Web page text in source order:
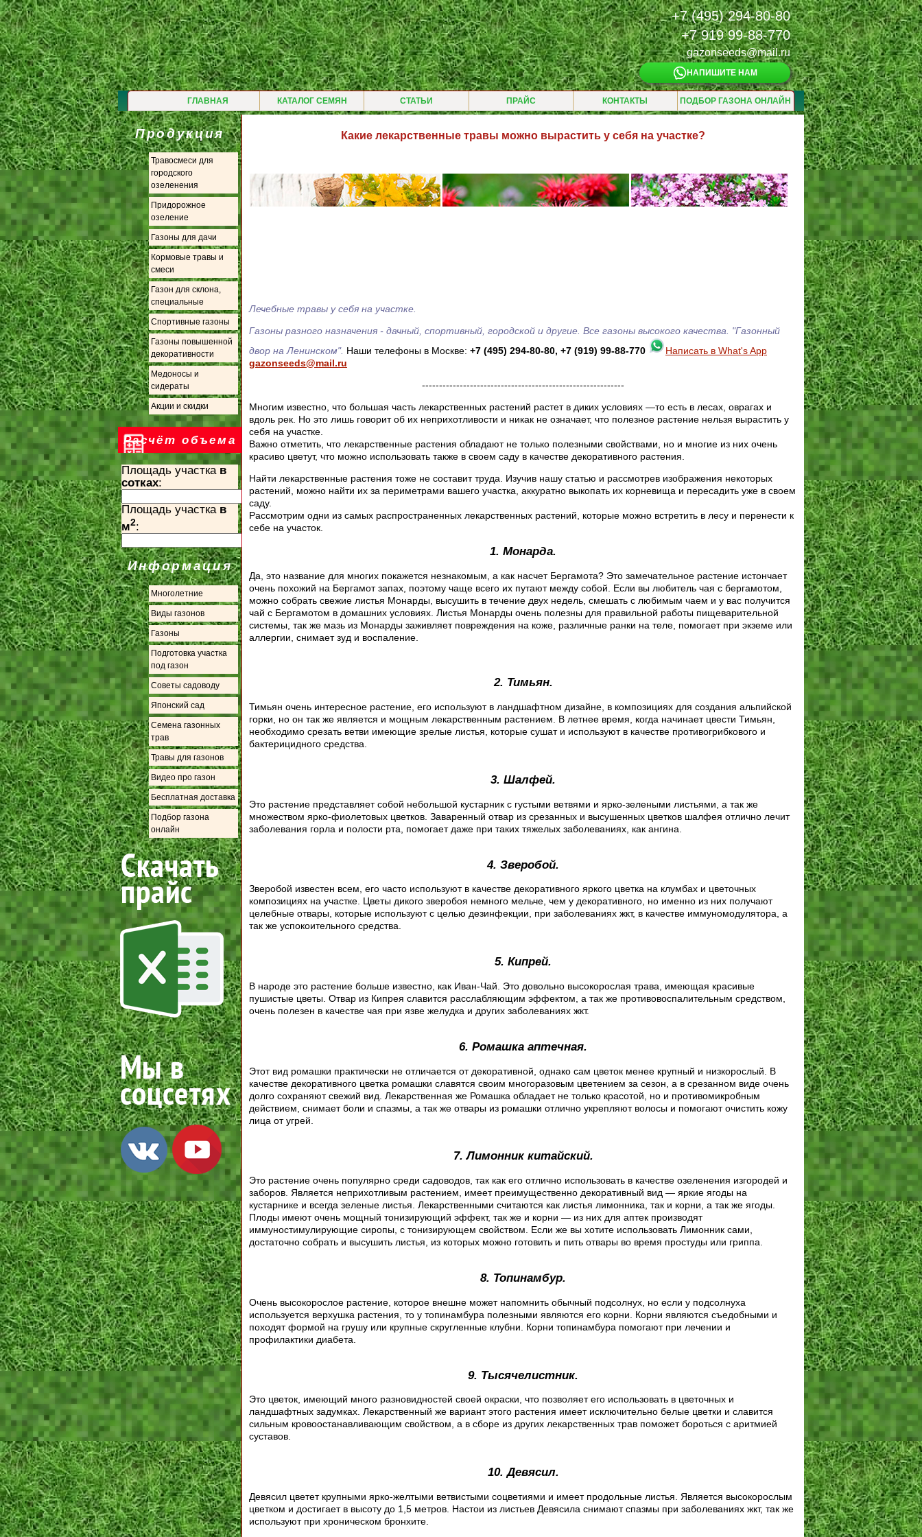
+7 (495) 294-80-80
+7 919 99-88-770
gazonseeds@mail.ru
НАПИШИТЕ НАМ
ГЛАВНАЯ КАТАЛОГ СЕМЯН СТАТЬИ ПРАЙС КОНТАКТЫ ПОДБОР ГАЗОНА ОНЛАЙН
Продукция
Травосмеси для
городского
озеленения
Придорожное
озеление
Газоны для дачи
Кормовые травы и
смеси
Газон для склона,
специальные
Спортивные газоны
Газоны повышенной
декоративности
Медоносы и
сидераты
Акции и скидки
Расчёт объема
Площадь участка в
сотках:
Площадь участка в
м2:
Информация
Многолетние
Виды газонов
Газоны
Подготовка участка
под газон
Советы садоводу
Японский сад
Семена газонных
трав
Травы для газонов
Видео про газон
Бесплатная доставка
Подбор газона
онлайн
Какие лекарственные травы можно вырастить у себя на участке?
Лечебные травы у себя на участке.
Газоны разного назначения - дачный, спортивный, городской и другие. Все газоны высокого качества.
"Газонный
двор на Ленинском". Наши телефоны в Москве: +7 (495) 294-80-80, +7 (919) 99-88-770
Написать в What's App
gazonseeds@mail.ru
-----------------------------------------------------------
Многим известно, что большая часть лекарственных растений растет в диких условиях —то есть в лесах, оврагах и
вдоль рек. Но это лишь говорит об их неприхотливости и никак не означает, что полезное растение нельзя вырастить у
себя на участке.
Важно отметить, что лекарственные растения обладают не только полезными свойствами, но и многие из них очень
красиво цветут, что можно использовать также в своем саду в качестве декоративного растения.
Найти лекарственные растения тоже не составит труда. Изучив нашу статью и рассмотрев изображения некоторых
растений, можно найти их за периметрами вашего участка, аккуратно выкопать их корневища и пересадить уже в своем
саду.
Рассмотрим одни из самых распространенных лекарственных растений, которые можно встретить в лесу и перенести к
себе на участок.
1. Монарда.
Да, это название для многих покажется незнакомым, а как насчет Бергамота? Это замечательное растение истончает
очень похожий на Бергамот запах, поэтому чаще всего их путают между собой. Если вы любитель чая с бергамотом,
можно собрать свежие листья Монарды, высушить в течение двух недель, смешать с любимым чаем и у вас получится
чай с Бергамотом в домашних условиях. Листья Монарды очень полезны для правильной работы пищеварительной
системы, так же мазь из Монарды заживляет повреждения на коже, различные ранки на теле, помогает при экземе или
аллергии, снимает зуд и воспаление.
2. Тимьян.
Тимьян очень интересное растение, его используют в ландшафтном дизайне, в композициях для создания альпийской
горки, но он так же является и мощным лекарственным растением. В летнее время, когда начинает цвести Тимьян,
необходимо срезать ветви имеющие зрелые листья, которые сушат и используют в качестве противогрибкового и
бактерицидного средства.
3. Шалфей.
Это растение представляет собой небольшой кустарник с густыми ветвями и ярко-зелеными листьями, а так же
множеством ярко-фиолетовых цветков. Заваренный отвар из срезанных и высушенных цветков шалфея отлично лечит
заболевания горла и полости рта, помогает даже при таких тяжелых заболеваниях, как ангина.
4. Зверобой.
Зверобой известен всем, его часто используют в качестве декоративного яркого цветка на клумбах и цветочных
композициях на участке. Цветы дикого зверобоя немного мельче, чем у декоративного, но именно из них получают
целебные отвары, которые используют с целью дезинфекции, при заболеваниях жкт, в качестве иммуномодулятора, а
так же успокоительного средства.
5. Кипрей.
В народе это растение больше известно, как Иван-Чай. Это довольно высокорослая трава, имеющая красивые
пушистые цветы. Отвар из Кипрея славится расслабляющим эффектом, а так же противовоспалительным средством,
очень полезен в качестве чая при язве желудка и других заболеваниях жкт.
6. Ромашка аптечная.
Этот вид ромашки практически не отличается от декоративной, однако сам цветок менее крупный и низкорослый. В
качестве декоративного цветка ромашки славятся своим многоразовым цветением за сезон, а в срезанном виде очень
долго сохраняют свежий вид. Лекарственная же Ромашка обладает не только красотой, но и противомикробным
действием, снимает боли и спазмы, а так же отвары из ромашки отлично укрепляют волосы и помогают очистить кожу
лица от угрей.
7. Лимонник китайский.
Это растение очень популярно среди садоводов, так как его отлично использовать в качестве озеленения изгородей и
заборов. Является неприхотливым растением, имеет преимущественно декоративный вид — яркие ягоды на
кустарнике и всегда зеленые листья. Лекарственными считаются как листья лимонника, так и корни, а так же ягоды.
Плоды имеют очень мощный тонизирующий эффект, так же и корни — из них для аптек производят
иммуностимулирующие сиропы, с тонизирующем свойством. Если же вы хотите использовать Лимонник сами,
достаточно собрать и высушить листья, из которых можно готовить и пить отвары во время простуды или гриппа.
8. Топинамбур.
Очень высокорослое растение, которое внешне может напомнить обычный подсолнух, но если у подсолнуха
используется верхушка растения, то у топинамбура полезными являются его корни. Корни являются съедобными и
походят формой на грушу или крупные скругленные клубни. Корни топинамбура помогают при лечении и
профилактики диабета.
9. Тысячелистник.
Это цветок, имеющий много разновидностей своей окраски, что позволяет его использовать в цветочных и
ландшафтных задумках. Лекарственный же вариант этого растения имеет исключительно белые цветки и славится
сильным кровоостанавливающим свойством, а в сборе из других лекарственных трав поможет бороться с аритмией
суставов.
10. Девясил.
Девясил цветет крупными ярко-желтыми ветвистыми соцветиями и имеет продольные листья. Является высокорослым
цветком и достигает в высоту до 1,5 метров. Настои из листьев Девясила снимают спазмы при заболеваниях жкт, так же
используют при хроническом бронхите.